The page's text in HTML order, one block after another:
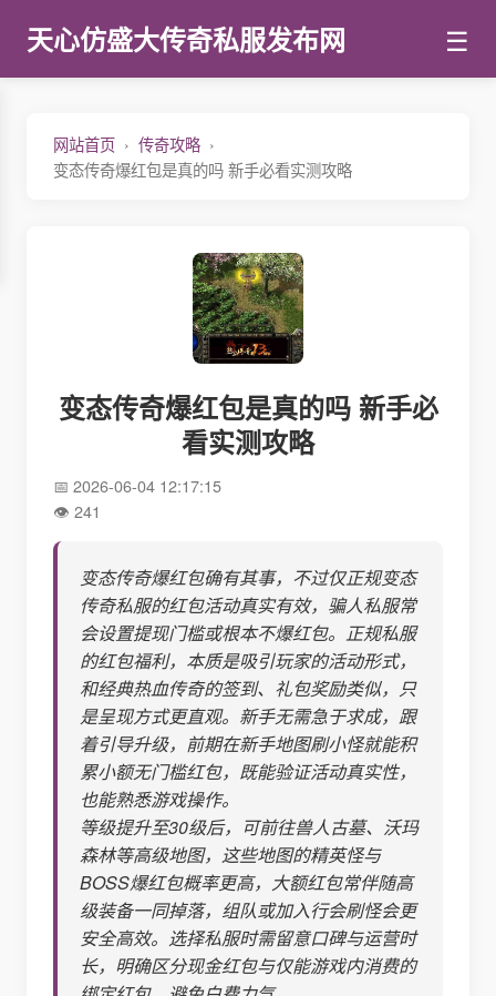
天心仿盛大传奇私服发布网 ☰
网站首页
传奇攻略
变态传奇爆红包是真的吗 新手必看实测攻略
变态传奇爆红包是真的吗 新手必
看实测攻略
2026-06-04 12:17:15
241
变态传奇爆红包确有其事，不过仅正规变态
传奇私服的红包活动真实有效，骗人私服常
会设置提现门槛或根本不爆红包。正规私服
的红包福利，本质是吸引玩家的活动形式，
和经典热血传奇的签到、礼包奖励类似，只
是呈现方式更直观。新手无需急于求成，跟
着引导升级，前期在新手地图刷小怪就能积
累小额无门槛红包，既能验证活动真实性，
也能熟悉游戏操作。
等级提升至30级后，可前往兽人古墓、沃玛
森林等高级地图，这些地图的精英怪与
BOSS爆红包概率更高，大额红包常伴随高
级装备一同掉落，组队或加入行会刷怪会更
安全高效。选择私服时需留意口碑与运营时
长，明确区分现金红包与仅能游戏内消费的